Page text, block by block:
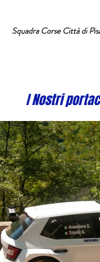
Squadra Corse Città di
I Nostri